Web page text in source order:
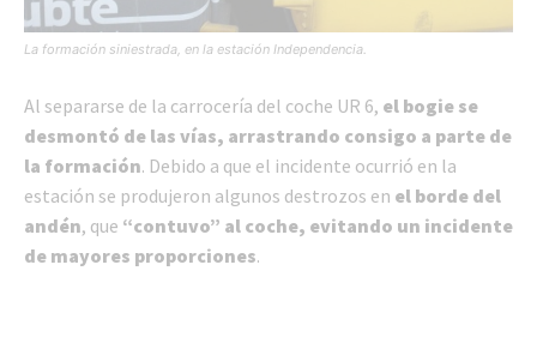
La formación siniestrada, en la estación Independencia.
Al separarse de la carrocería del coche UR 6, el bogie se
desmontó de las vías, arrastrando consigo a parte de
la formación. Debido a que el incidente ocurrió en la
estación se produjeron algunos destrozos en el borde del
andén, que “contuvo” al coche, evitando un incidente
de mayores proporciones.